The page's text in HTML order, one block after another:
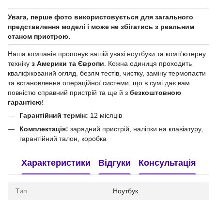
Увага, перше фото використовується для загального
представлення моделі і може не збігатись з реальним
станом приcтрою.
Наша компанія пропонує вашій увазі ноутбуки та комп'ютерну
техніку з Америки та Європи . Кожна одиниця проходить
кваліфікований огляд, безліч тестів, чистку, заміну термопасти
та встановлення операційної системи, що в сумі дає вам
повністю справний пристрій та ще й з безкоштовною
гарантією!
Гарантійний термін: 12 місяців
Комплектація: зарядний пристрій, наліпки на клавіатуру,
гарантійний талон, коробка
Характеристики Відгуки Консультація
Тип Ноутбук